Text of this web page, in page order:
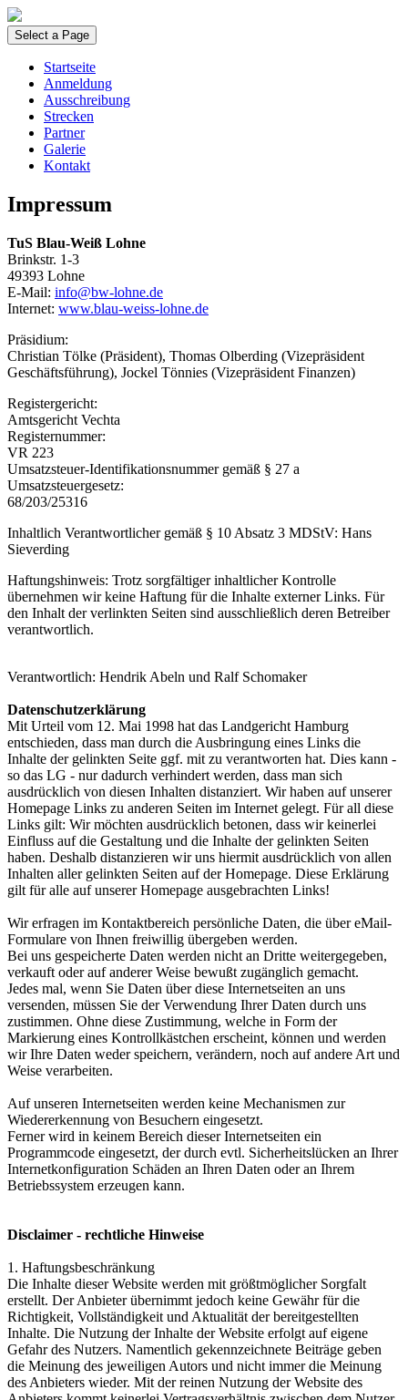
Select a Page
Startseite
Anmeldung
Ausschreibung
Strecken
Partner
Galerie
Kontakt
Impressum
TuS Blau-Weiß Lohne
Brinkstr. 1-3
49393 Lohne
E-Mail: info@bw-lohne.de
Internet: www.blau-weiss-lohne.de
Präsidium:
Christian Tölke (Präsident), Thomas Olberding (Vizepräsident
Geschäftsführung), Jockel Tönnies (Vizepräsident Finanzen)
Registergericht:
Amtsgericht Vechta
Registernummer:
VR 223
Umsatzsteuer-Identifikationsnummer gemäß § 27 a
Umsatzsteuergesetz:
68/203/25316
Inhaltlich Verantwortlicher gemäß § 10 Absatz 3 MDStV: Hans
Sieverding
Haftungshinweis: Trotz sorgfältiger inhaltlicher Kontrolle
übernehmen wir keine Haftung für die Inhalte externer Links. Für
den Inhalt der verlinkten Seiten sind ausschließlich deren Betreiber
verantwortlich.
Verantwortlich: Hendrik Abeln und Ralf Schomaker
Datenschutzerklärung
Mit Urteil vom 12. Mai 1998 hat das Landgericht Hamburg
entschieden, dass man durch die Ausbringung eines Links die
Inhalte der gelinkten Seite ggf. mit zu verantworten hat. Dies kann -
so das LG - nur dadurch verhindert werden, dass man sich
ausdrücklich von diesen Inhalten distanziert. Wir haben auf unserer
Homepage Links zu anderen Seiten im Internet gelegt. Für all diese
Links gilt: Wir möchten ausdrücklich betonen, dass wir keinerlei
Einfluss auf die Gestaltung und die Inhalte der gelinkten Seiten
haben. Deshalb distanzieren wir uns hiermit ausdrücklich von allen
Inhalten aller gelinkten Seiten auf der Homepage. Diese Erklärung
gilt für alle auf unserer Homepage ausgebrachten Links!
Wir erfragen im Kontaktbereich persönliche Daten, die über eMail-
Formulare von Ihnen freiwillig übergeben werden.
Bei uns gespeicherte Daten werden nicht an Dritte weitergegeben,
verkauft oder auf anderer Weise bewußt zugänglich gemacht.
Jedes mal, wenn Sie Daten über diese Internetseiten an uns
versenden, müssen Sie der Verwendung Ihrer Daten durch uns
zustimmen. Ohne diese Zustimmung, welche in Form der
Markierung eines Kontrollkästchen erscheint, können und werden
wir Ihre Daten weder speichern, verändern, noch auf andere Art und
Weise verarbeiten.
Auf unseren Internetseiten werden keine Mechanismen zur
Wiedererkennung von Besuchern eingesetzt.
Ferner wird in keinem Bereich dieser Internetseiten ein
Programmcode eingesetzt, der durch evtl. Sicherheitslücken an Ihrer
Internetkonfiguration Schäden an Ihren Daten oder an Ihrem
Betriebssystem erzeugen kann.
Disclaimer - rechtliche Hinweise
1. Haftungsbeschränkung
Die Inhalte dieser Website werden mit größtmöglicher Sorgfalt
erstellt. Der Anbieter übernimmt jedoch keine Gewähr für die
Richtigkeit, Vollständigkeit und Aktualität der bereitgestellten
Inhalte. Die Nutzung der Inhalte der Website erfolgt auf eigene
Gefahr des Nutzers. Namentlich gekennzeichnete Beiträge geben
die Meinung des jeweiligen Autors und nicht immer die Meinung
des Anbieters wieder. Mit der reinen Nutzung der Website des